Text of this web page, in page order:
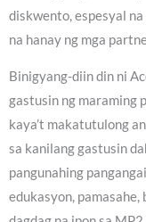
diskwento, espesyal
na hanay ng mga
Binigyang-diin din ni
gastusin ng maraming
kaya’t makatutulong
sa kanilang gastusin
pangunahing
edukasyon,